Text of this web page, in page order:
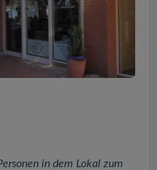
in dem Lokal zum